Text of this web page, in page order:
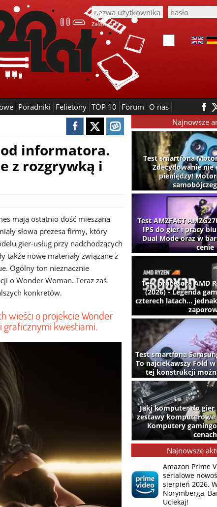
Załóż konto
Poradniki Felietony TOP 10 Forum O nas
informatora.
z rozgrywką i
mają ostatnio dość mieszaną
słowa prezesa firmy, który
gier-usług przy nadchodzących
także nowe materiały związane z
Ogólny ton nieznacznie
o Wonder Woman. Teraz zaś
konkretów.
wieści o projekcie Wonder
graficznymi kwestiami.
Najnowsze
Test smartfona
Zdecydowanie
pieniędzy!
Test AMZFAST
IPS do gier i pracy
Dual Mode oraz w
cenie
Test procesora AMD
(2026) - Legenda
czterech latach...
Test smartfona
To najciekawszy Fold
tej konstrukcji
Jaki komputer do gier
zestawy komputerowe
Komputery
cenach
Najnowsze
Amazon Prime
serialowe
sierpień 2026.
Norymberga,
Uciekaj!